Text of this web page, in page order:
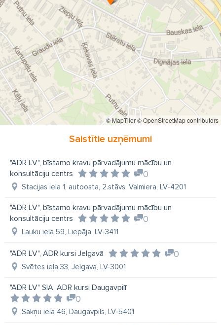
© MapTiler© OpenStreetMap contributors
Saistītie uzņēmumi
"ADR LV", bīstamo kravu pārvadājumu mācību un
konsultāciju centrs
0
Stacijas iela 1, autoosta, 2.stāvs, Valmiera, LV-4201
"ADR LV", bīstamo kravu pārvadājumu mācību un
konsultāciju centrs
0
Lauku iela 59, Liepāja, LV-3411
"ADR LV", ADR kursi Jelgavā 0
Svētes iela 33, Jelgava, LV-3001
"ADR LV" SIA, ADR kursi Daugavpilī
0
Sakņu iela 46, Daugavpils, LV-5401